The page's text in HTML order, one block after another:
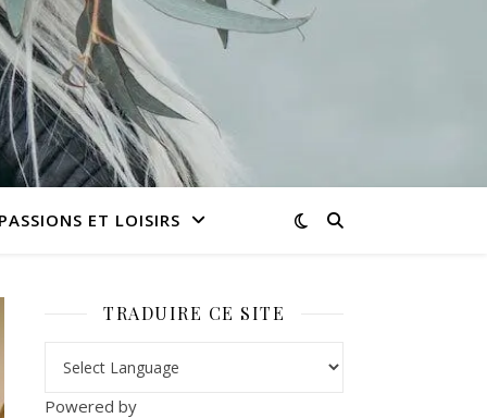
PASSIONS ET LOISIRS
TRADUIRE CE SITE
Powered by